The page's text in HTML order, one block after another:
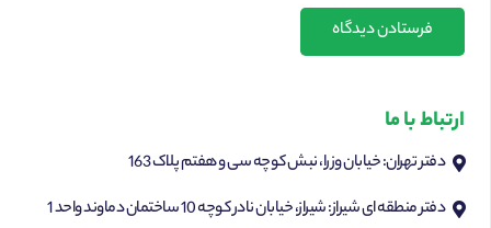
فرستادن دیدگاه
ارتباط با ما
دفتر تهران: خیابان وزرا، نبش کوچه سی و هفتم پلاک 163
دفتر منطقه ای شیراز: شیراز، خیابان نادر کوچه 10 ساختمان دماوند واحد 1